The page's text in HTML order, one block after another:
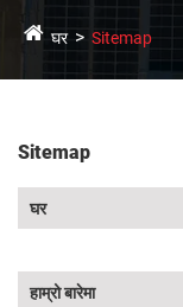
घर Sitemap
Sitemap
घर
हाम्रो बारेमा